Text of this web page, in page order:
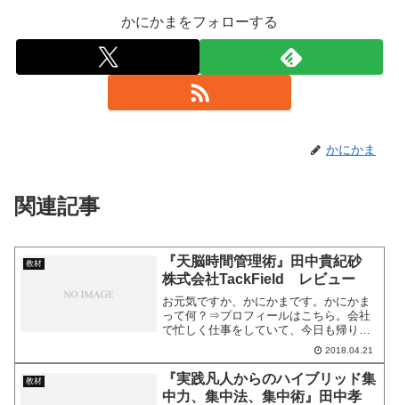
かにかまをフォローする
かにかま
関連記事
教材
『天脳時間管理術』田中貴紀砂
株式会社TackField レビュー
お元気ですか、かにかまです。かにかま
って何？⇒プロフィールはこちら。会社
で忙しく仕事をしていて、今日も帰りが
遅くなってしまった……やりたいことが
たくさんあって、時間が足りてない……
もっと時間にゆとりがあれば……そんな
思いで毎日過ごしていませ...
2018.04.21
教材
『実践凡人からのハイブリッド集
中力、集中法、集中術』田中孝